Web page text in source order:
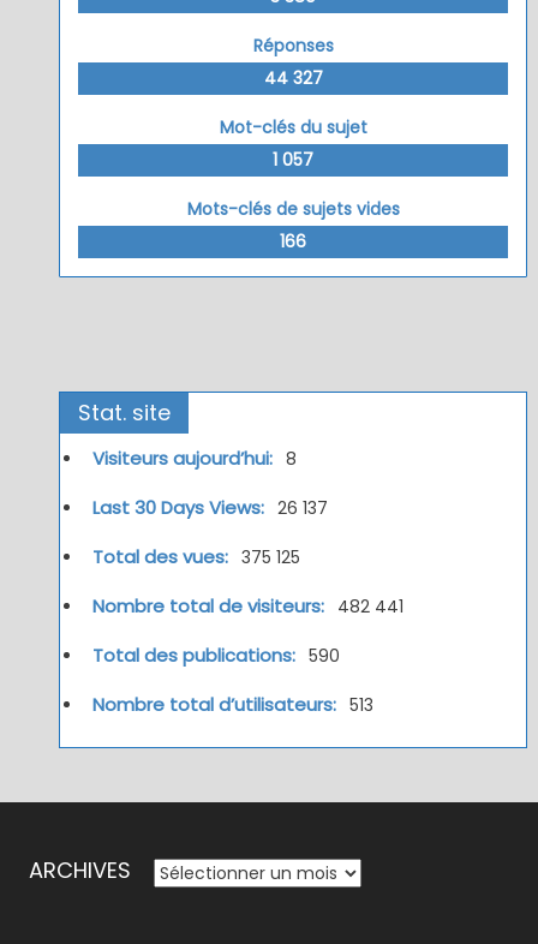
Réponses
44 327
Mot-clés du sujet
1 057
Mots-clés de sujets vides
166
Stat. site
Visiteurs aujourd’hui: 8
Last 30 Days Views: 26 137
Total des vues: 375 125
Nombre total de visiteurs: 482 441
Total des publications: 590
Nombre total d’utilisateurs: 513
ARCHIVES ARCHIVES